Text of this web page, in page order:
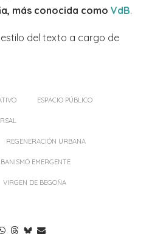
más conocida como VdB.
del texto a cargo de
ESPACIO PÚBLICO
REGENERACIÓN URBANA
EMERGENTE
VIRGEN DE BEGOÑA